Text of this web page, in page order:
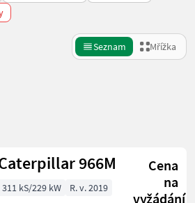
Seznam Mřížka
Země Filtry 966M
Cena
na
vyžádání
311 kS/229 kW R. v. 2019